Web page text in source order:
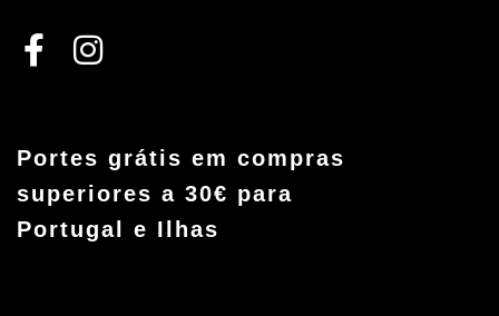
Portes grátis em compras
superiores a 30€ para
Portugal e Ilhas